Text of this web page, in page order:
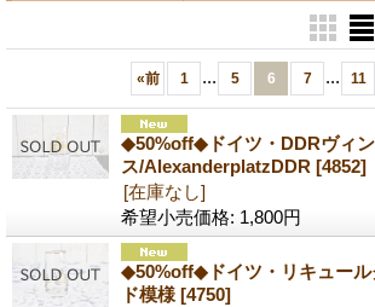
«前 1 ... 5 6 7 ... 11
◆50%off◆ドイツ・DDRヴィ
ス/AlexanderplatzDDR [4852]
[在庫なし]
希望小売価格: 1,800円
◆50%off◆ドイツ・リキュール
ド模様 [4750]